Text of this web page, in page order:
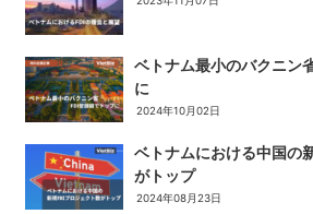
ベトナム最小のバクニン
に
2024年10月02日
ベトナムにおける中国の
がトップ
2024年08月23日